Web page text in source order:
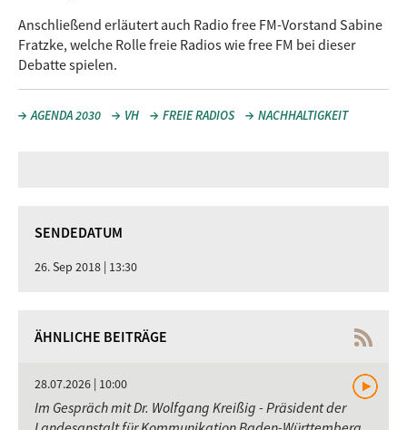
Anschließend erläutert auch Radio free FM-Vorstand Sabine
Fratzke, welche Rolle freie Radios wie free FM bei dieser
Debatte spielen.
AGENDA 2030 VH FREIE RADIOS NACHHALTIGKEIT
SENDEDATUM
26. Sep 2018 | 13:30
ÄHNLICHE BEITRÄGE
28.07.2026 | 10:00
Im Gespräch mit Dr. Wolfgang Kreißig - Präsident der